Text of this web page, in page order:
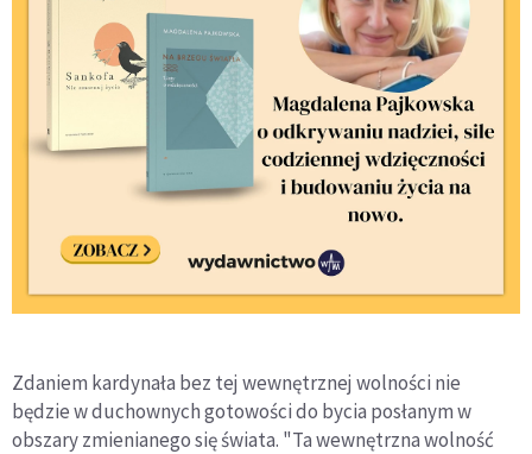
Zdaniem kardynała bez tej wewnętrznej wolności nie
będzie w duchownych gotowości do bycia posłanym w
obszary zmienianego się świata. "Ta wewnętrzna wolność